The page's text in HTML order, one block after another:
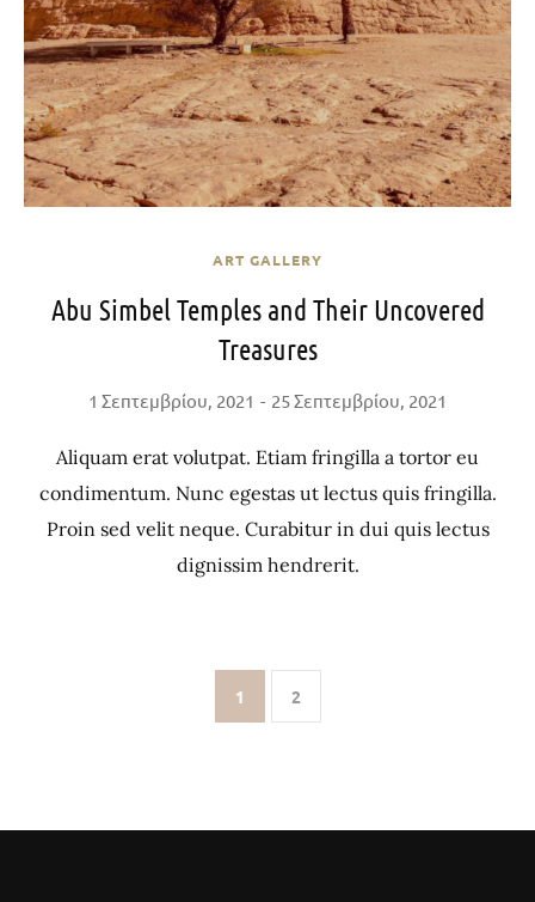
ART GALLERY
Abu Simbel Temples and Their Uncovered
Treasures
1 Σεπτεμβρίου, 2021 25 Σεπτεμβρίου, 2021
Aliquam erat volutpat. Etiam fringilla a tortor eu
condimentum. Nunc egestas ut lectus quis fringilla.
Proin sed velit neque. Curabitur in dui quis lectus
dignissim hendrerit.
1 2